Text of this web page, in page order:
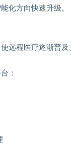
化方向快速升级。
远程医疗逐渐普及
：